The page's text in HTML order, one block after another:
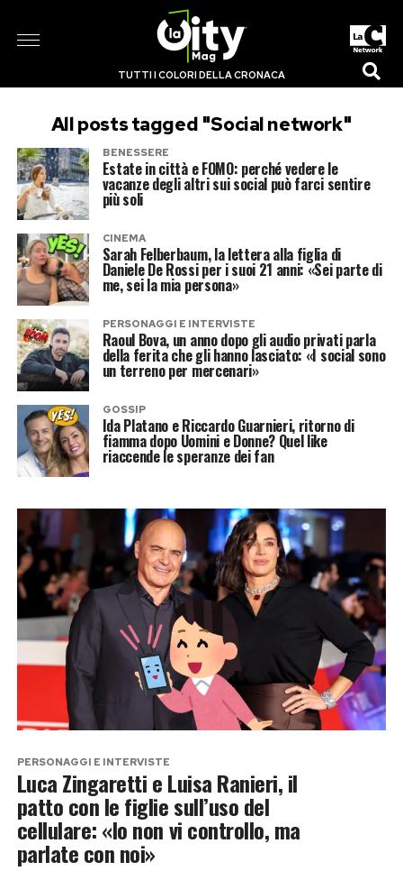
TUTTI I COLORI DELLA CRONACA
All posts tagged "Social network"
BENESSERE
Estate in città e FOMO: perché vedere le
vacanze degli altri sui social può farci sentire
più soli
CINEMA
Sarah Felberbaum, la lettera alla figlia di
Daniele De Rossi per i suoi 21 anni: «Sei parte di
me, sei la mia persona»
PERSONAGGI E INTERVISTE
Raoul Bova, un anno dopo gli audio privati parla
della ferita che gli hanno lasciato: «I social sono
un terreno per mercenari»
GOSSIP
Ida Platano e Riccardo Guarnieri, ritorno di
fiamma dopo Uomini e Donne? Quel like
riaccende le speranze dei fan
PERSONAGGI E INTERVISTE
Luca Zingaretti e Luisa Ranieri, il
patto con le figlie sull’uso del
cellulare: «Io non vi controllo, ma
parlate con noi»